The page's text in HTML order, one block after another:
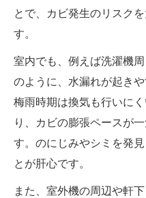
とで、カビ発生のリスク
す。
室内でも、例えば洗濯機
のように、水漏れが起き
梅雨時期は換気も行いに
り、カビの膨張ペースが
す。のにじみやシミを発
とが肝心です。
また、室外機の周辺や軒